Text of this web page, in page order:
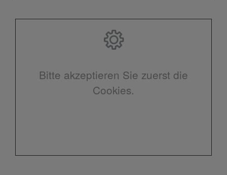
Bitte akzeptieren Sie zuerst die
Cookies.